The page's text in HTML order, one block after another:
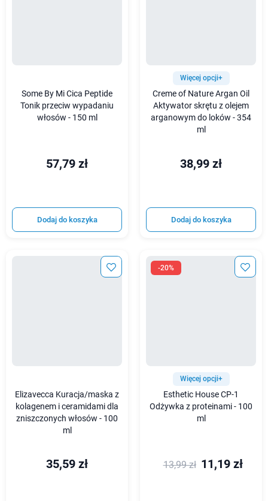
Some By Mi Cica Peptide
Tonik przeciw wypadaniu
włosów - 150 ml
57,79 zł
Dodaj do koszyka
Więcej opcji+
Creme of Nature Argan Oil
Aktywator skrętu z olejem
arganowym do loków - 354
ml
38,99 zł
Dodaj do koszyka
Elizavecca Kuracja/maska z
kolagenem i ceramidami dla
zniszczonych włosów - 100
ml
35,59 zł
-20%
Więcej opcji+
Esthetic House CP-1
Odżywka z proteinami - 100
ml
13,99 zł 11,19 zł